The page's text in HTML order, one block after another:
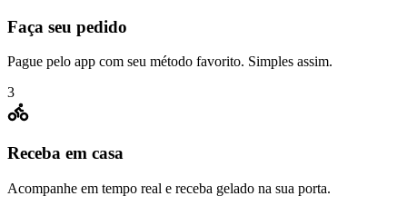
Faça seu pedido
Pague pelo app com seu método favorito. Simples assim.
3
Receba em casa
Acompanhe em tempo real e receba gelado na sua porta.